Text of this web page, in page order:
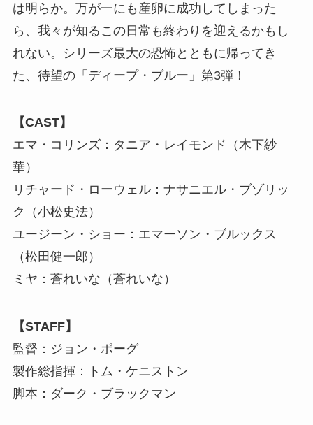
は明らか。万が一にも産卵に成功してしまった
ら、我々が知るこの日常も終わりを迎えるかもし
れない。シリーズ最大の恐怖とともに帰ってき
た、待望の「ディープ・ブルー」第3弾！
【CAST】
エマ・コリンズ：タニア・レイモンド（木下紗
華）
リチャード・ローウェル：ナサニエル・ブゾリッ
ク（小松史法）
ユージーン・ショー：エマーソン・ブルックス
（松田健一郎）
ミヤ：蒼れいな（蒼れいな）
【STAFF】
監督：ジョン・ポーグ
製作総指揮：トム・ケニストン
脚本：ダーク・ブラックマン